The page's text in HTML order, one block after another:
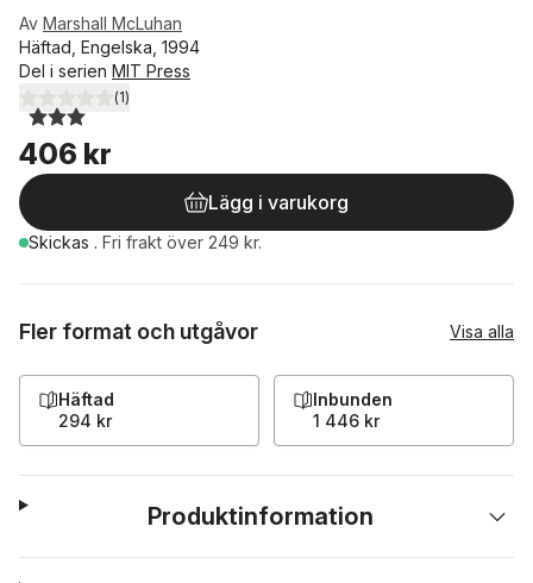
Av Marshall McLuhan
Häftad, Engelska, 1994
Del i serien MIT Press
3,0utav 5 stjärnor. Totalt antal röster:
(1)
406 kr
Lägg i varukorg
Skickas . Fri frakt över 249 kr.
Fler format och utgåvor Visa alla
Häftad
294 kr
Inbunden
1 446 kr
Produktinformation